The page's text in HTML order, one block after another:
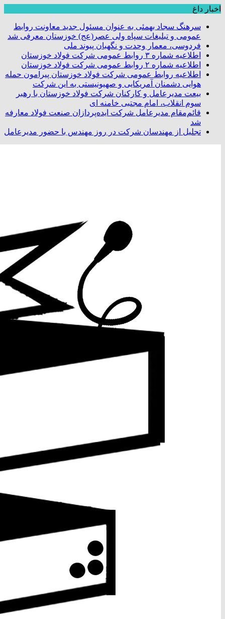
اخبار داغ
سرهنگ سجاد بهمئی به عنوان مسئول جدید معاونت روابط
عمومی و تبلیغات سپاه ولی عصر(عج) خوزستان معرفی شد
فردوسی، معمار وحدت و نگهبان پیوند ملی
اطلاعیه شماره ۳ روابط عمومی شرکت فولاد خوزستان
اطلاعیه شماره ۲ روابط عمومی شرکت فولاد خوزستان
اطلاعیه روابط عمومی شرکت فولاد خوزستان پیرامون حمله
هوایی دشمنان آمریکایی و صهیونیستی به این شرکت
بیعت مدیرعامل و کارکنان شرکت فولاد خوزستان با رهبر
سوم انقلاب، امام مجتبی خامنه ای
قائم‌مقام مدیرعامل شرکت ایده‌پردازان صنعت فولاد معارفه
شد
تجلیل از مهندسان شرکت در روز مهندس با حضور مدیرعامل